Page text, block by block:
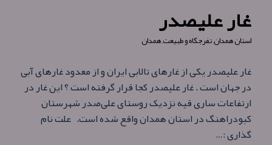
غار علیصدر
استان همدان,تفرجگاه و طبیعت,همدان
غار علیصدر یکی از غارهای تالابی ایران و از معدود غارهای آبی
در جهان است . غار علیصدر کجا قرار گرفته است ؟ این غار در
ارتفاعات ساری قیه نزدیک روستای علی‌صدر شهرستان
کبودراهنگ در استان همدان واقع شده‌ است. علت نام
گذاری :…